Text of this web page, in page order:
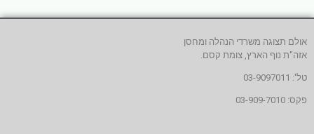
אולם תצוגה משרדי הנהלה ומחסן
אזה"ת נוף הארץ, צומת קסם.
טל': 03-9097011
פקס: 03-909-7010